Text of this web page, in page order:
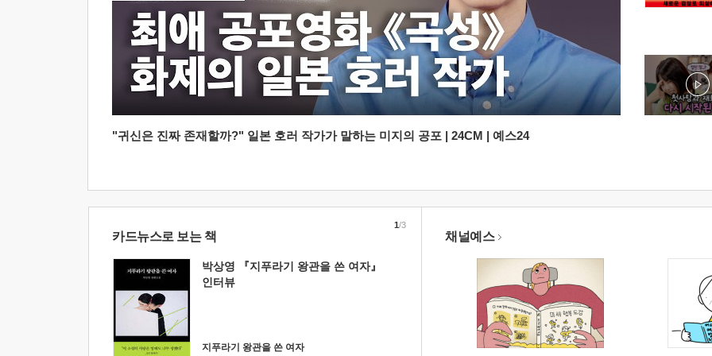
"귀신은 진짜 존재할까?" 일본 호러 작가가 말하는 미지의 공포 | 24CM | 예스24
카드뉴스로 보는 책
박상영 『지푸라기 왕관을 쓴 여자』
인터뷰
지푸라기 왕관을 쓴 여자
1/3
채널예스